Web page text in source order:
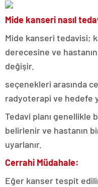
Mide kanseri nasıl
Mide kanseri tedavisi;
derecesine ve
değişir.
seçenekleri arasında
radyoterapi ve hedefe
Tedavi planı genellikle
belirlenir ve hastanın
uyarlanır.
Cerrahi Müdahale:
Eğer kanser tespit